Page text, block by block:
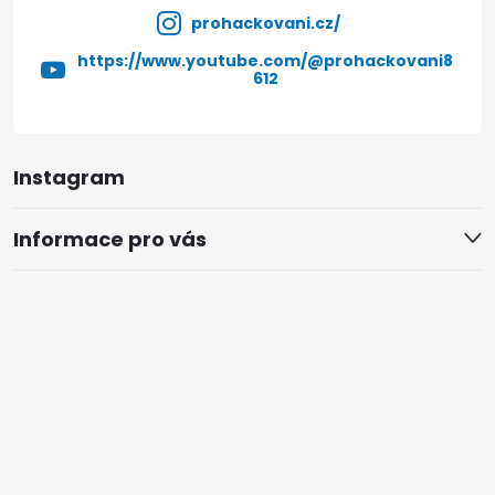
Instagram
Informace pro vás
prohackovani.cz/
https://www.youtube.com/@prohackovani8
612